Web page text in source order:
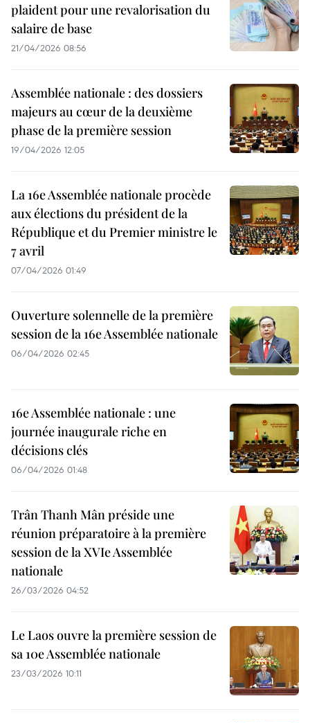
plaident pour une revalorisation du
salaire de base
21/04/2026 08:56
Assemblée nationale : des dossiers
majeurs au cœur de la deuxième
phase de la première session
19/04/2026 12:05
La 16e Assemblée nationale procède
aux élections du président de la
République et du Premier ministre le
7 avril
07/04/2026 01:49
Ouverture solennelle de la première
session de la 16e Assemblée nationale
06/04/2026 02:45
16e Assemblée nationale : une
journée inaugurale riche en
décisions clés
06/04/2026 01:48
Trân Thanh Mân préside une
réunion préparatoire à la première
session de la XVIe Assemblée
nationale
26/03/2026 04:52
Le Laos ouvre la première session de
sa 10e Assemblée nationale
23/03/2026 10:11